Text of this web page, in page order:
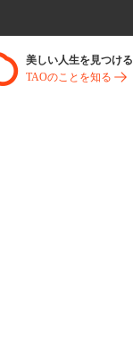
美しい人生を見つける
TAOのことを知る